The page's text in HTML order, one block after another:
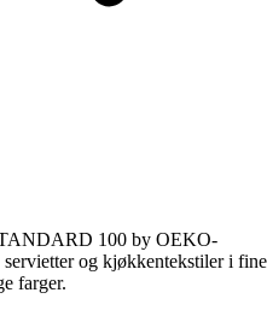
100 by OEKO-
og kjøkkentekstiler i fine
farger.